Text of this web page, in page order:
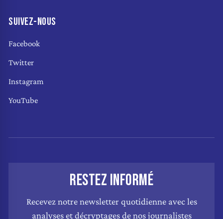
SUIVEZ-NOUS
Facebook
Twitter
Instagram
YouTube
RESTEZ INFORMÉ
Recevez notre newsletter quotidienne avec les
analyses et décryptages de nos journalistes